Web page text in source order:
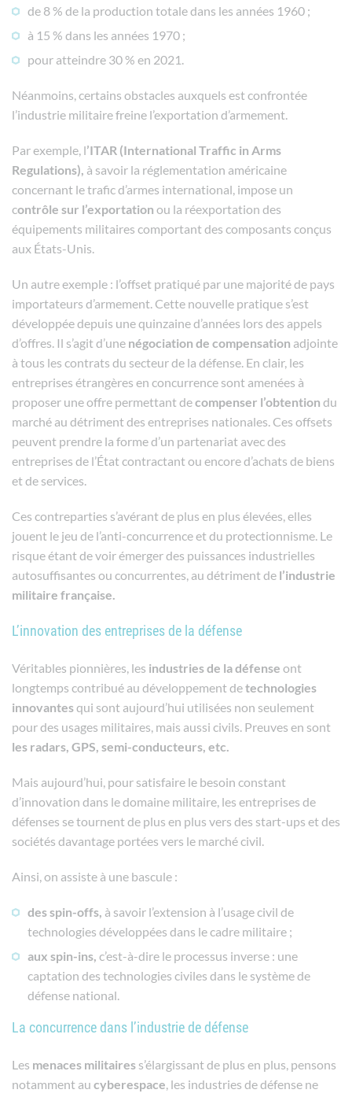
de 8 % de la production totale dans les années 1960 ;
à 15 % dans les années 1970 ;
pour atteindre 30 % en 2021.
Néanmoins, certains obstacles auxquels est confrontée
l’industrie militaire freine l’exportation d’armement.
Par exemple, l’ITAR (International Traffic in Arms
Regulations), à savoir la réglementation américaine
concernant le trafic d’armes international, impose un
contrôle sur l’exportation ou la réexportation des
équipements militaires comportant des composants conçus
aux États-Unis.
Un autre exemple : l’offset pratiqué par une majorité de pays
importateurs d’armement. Cette nouvelle pratique s’est
développée depuis une quinzaine d’années lors des appels
d’offres. Il s’agit d’une négociation de compensation adjointe
à tous les contrats du secteur de la défense. En clair, les
entreprises étrangères en concurrence sont amenées à
proposer une offre permettant decompenser l’obtention du
marché au détriment des entreprises nationales. Ces offsets
peuvent prendre la forme d’un partenariat avec des
entreprises de l’État contractant ou encore d’achats de biens
et de services.
Ces contreparties s’avérant de plus en plus élevées, elles
jouent le jeu de l’anti-concurrence et du protectionnisme. Le
risque étant de voir émerger des puissances industrielles
autosuffisantes ou concurrentes, au détriment de l’industrie
militaire française.
L’innovation des entreprises de la défense
Véritables pionnières, les industries de la défense ont
longtemps contribué au développement detechnologies
innovantesqui sont aujourd’hui utilisées non seulement
pour des usages militaires, mais aussi civils. Preuves en sont
les radars, GPS, semi-conducteurs, etc.
Mais aujourd’hui, pour satisfaire le besoin constant
d’innovation dans le domaine militaire, les entreprises de
défenses se tournent de plus en plus vers des start-ups et des
sociétés davantage portées vers le marché civil.
Ainsi, on assiste à une bascule :
des spin-offs, à savoir l’extension à l’usage civil de
technologies développées dans le cadre militaire ;
aux spin-ins, c’est-à-dire le processus inverse : une
captation des technologies civiles dans le système de
défense national.
La concurrence dans l’industrie de défense
Les menaces militaires s’élargissant de plus en plus, pensons
notamment au cyberespace, les industries de défense ne